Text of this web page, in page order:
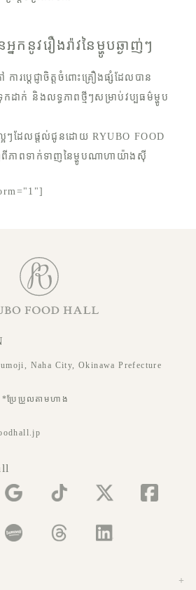
កនូវរឿងរ៉ាវនៃម្ហូបឆ្ងាញ់ៗ
ារប្តេជ្ញាចិត្តចំពោះគ្រឿងផ្សំដែលបាន
ដាក់ និងលទ្ធភាពថ្មីៗសម្រាប់វប្បធម៌ម្ហូប
ល្អៗដែលផ្តល់ជូនដោយ RYUBO FOOD
ភាពទាក់ទាញនៃម្ហូបណាហាយ៉ាងស៊ី
Naha City, Okinawa Prefecture
ប្រែប្រួលតាមហាង